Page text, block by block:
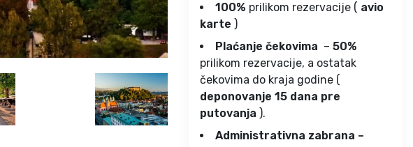
100% prilikom rezervacije ( avio
karte )
Plaćanje čekovima – 50%
prilikom rezervacije, a ostatak
čekovima do kraja godine (
deponovanje 15 dana pre
putovanja ).
Administrativna zabrana –